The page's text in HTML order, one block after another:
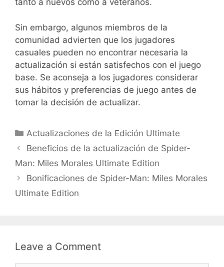
tanto a nuevos como a veteranos.
Sin embargo, algunos miembros de la
comunidad advierten que los jugadores
casuales pueden no encontrar necesaria la
actualización si están satisfechos con el juego
base. Se aconseja a los jugadores considerar
sus hábitos y preferencias de juego antes de
tomar la decisión de actualizar.
Categories
Actualizaciones de la Edición Ultimate
Beneficios de la actualización de Spider-
Man: Miles Morales Ultimate Edition
Bonificaciones de Spider-Man: Miles Morales
Ultimate Edition
Leave a Comment